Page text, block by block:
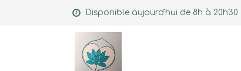
Disponible aujourd'hui de 8h à 20h30